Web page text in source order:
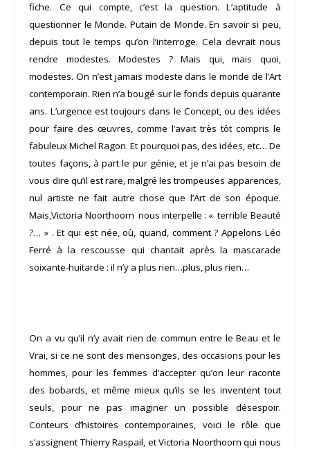
fiche. Ce qui compte, c’est la question. L’aptitude à
questionner le Monde. Putain de Monde. En savoir si peu,
depuis tout le temps qu’on l’interroge. Cela devrait nous
rendre modestes. Modestes ? Mais qui, mais quoi,
modestes. On n’est jamais modeste dans le monde de l’Art
contemporain. Rien n’a bougé sur le fonds depuis quarante
ans. L’urgence est toujours dans le Concept, ou des idées
pour faire des œuvres, comme l’avait très tôt compris le
fabuleuxMichel Ragon. Et pourquoi pas, des idées, etc… De
toutes façons, à part le pur génie, et je n’ai pas besoin de
vous dire qu’il est rare, malgré les trompeuses apparences,
nul artiste ne fait autre chose que l’Art de son époque.
Mais,Victoria Noorthoorn nous interpelle : « terrible Beauté
?… » . Et qui est née, où, quand, comment ? Appelons Léo
Ferré à la rescousse qui chantait après la mascarade
soixante-huitarde : il n’y a plus rien…plus, plus rien…
On a vu qu’il n’y avait rien de commun entre le Beau et le
Vrai, si ce ne sont des mensonges, des occasions pour les
hommes, pour les femmes d’accepter qu’on leur raconte
des bobards, et même mieux qu’ils se les inventent tout
seuls, pour ne pas imaginer un possible désespoir.
Conteurs d’histoires contemporaines, voici le rôle que
s’assignent Thierry Raspail, et Victoria Noorthoorn qui nous